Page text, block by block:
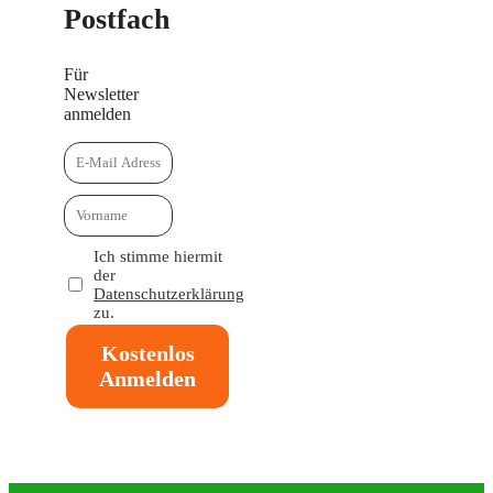
Postfach
Für
Newsletter
anmelden
Ich stimme hiermit
der
Datenschutzerklärung
zu.
Kostenlos
Anmelden